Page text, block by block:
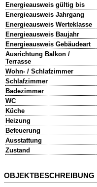
Energieausweis gültig bis
Energieausweis Jahrgang
Energieausweis Werteklasse
Energieausweis Baujahr
Energieausweis Gebäudeart
Ausrichtung Balkon /
Terrasse
Wohn- / Schlafzimmer
Schlafzimmer
Badezimmer
WC
Küche
Heizung
Befeuerung
Ausstattung
Zustand
OBJEKTBESCHREIBUNG